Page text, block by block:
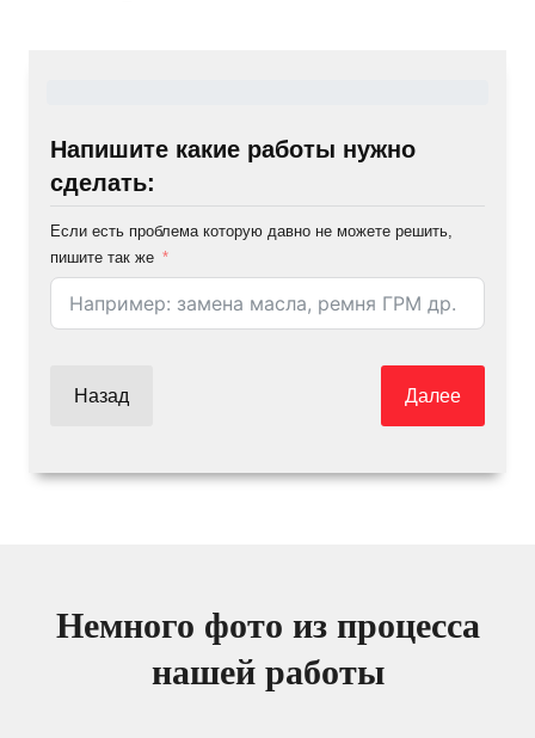
Напишите какие работы нужно
сделать:
Если есть проблема которую давно не можете решить,
пишите так же
Назад Далее
Немного фото из процесса
нашей работы